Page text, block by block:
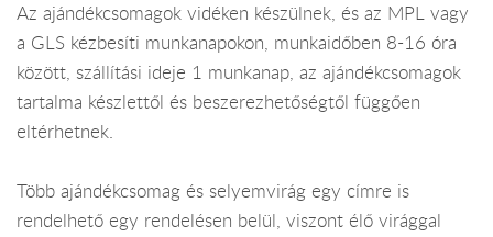
Az ajándékcsomagok vidéken készülnek, és az MPL vagy
a GLS kézbesíti munkanapokon, munkaidőben 8-16 óra
között, szállítási ideje 1 munkanap, az ajándékcsomagok
tartalma készlettől és beszerezhetőségtől függően
eltérhetnek.
Több ajándékcsomag és selyemvirág egy címre is
rendelhető egy rendelésen belül, viszont élő virággal